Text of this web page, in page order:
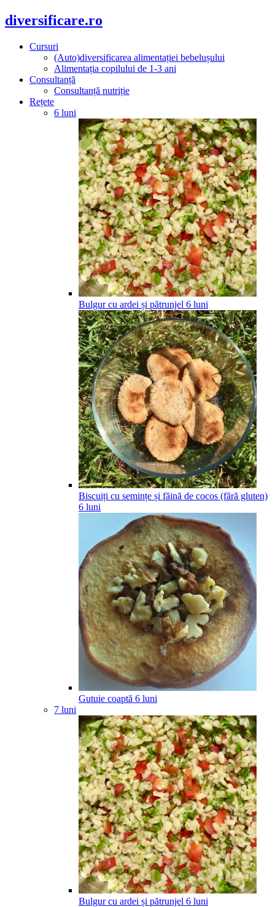
diversificare.ro
Cursuri
(Auto)diversificarea alimentației bebelușului
Alimentația copilului de 1-3 ani
Consultanță
Consultanță nutriție
Rețete
6 luni
Bulgur cu ardei și pătrunjel 6 luni
Biscuiți cu semințe și făină de cocos (fără gluten)
6 luni
Gutuie coaptă 6 luni
7 luni
Bulgur cu ardei și pătrunjel 6 luni